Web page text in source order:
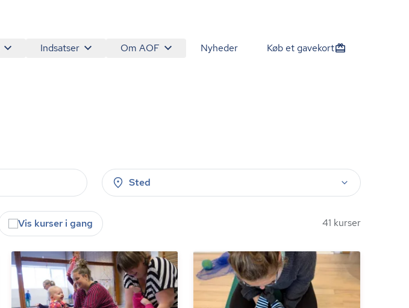
Indsatser Om AOF Nyheder Køb et gavekort
Sted
Vis kurser i gang 41 kurser